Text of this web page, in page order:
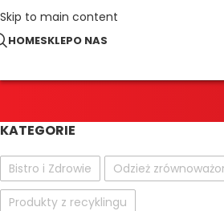
Skip to main content
HOMESKLEPO NAS
KATEGORIE
Bistro i Zdrowie Odzież
Produkty z recyklingu